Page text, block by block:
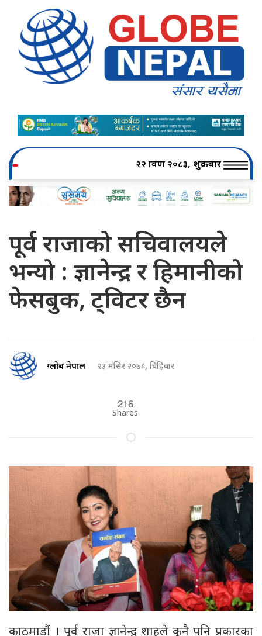
२२ श्रावण २०८३, शुक्रबार
पूर्व राजाको सचिवालयले
भन्यो : ज्ञानेन्द्र र हिमानीको
फेसबुक, ट्विटर छैन
ग्लोब नेपाल २३ मंसिर २०७८, बिहिबार
216
Shares
काठमाडौं । पूर्व राजा ज्ञानेन्द्र शाहले कुनै पनि प्रकारका